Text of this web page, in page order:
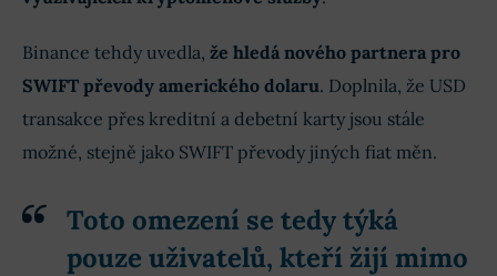
Binance tehdy uvedla, že hledá nového partnera pro
SWIFT převody amerického dolaru. Doplnila, že USD
transakce přes kreditní a debetní karty jsou stále
možné, stejně jako SWIFT převody jiných fiat měn.
Toto omezení se tedy týká
pouze uživatelů, kteří žijí mimo